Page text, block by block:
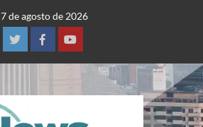
7 de agosto de 2026
TwitterFacebookYoutube